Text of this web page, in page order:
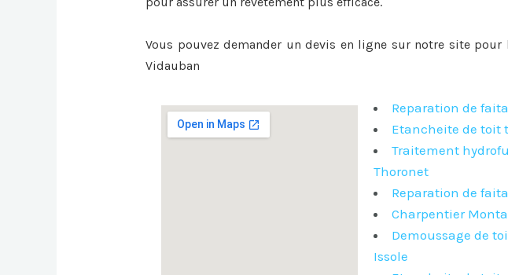
Vous pouvez demander un devis en ligne sur notre site pour
Vidauban
Reparation de
Etancheite de toit
Traitement
Thoronet
Reparation de
Charpentier
Demoussage de
Issole